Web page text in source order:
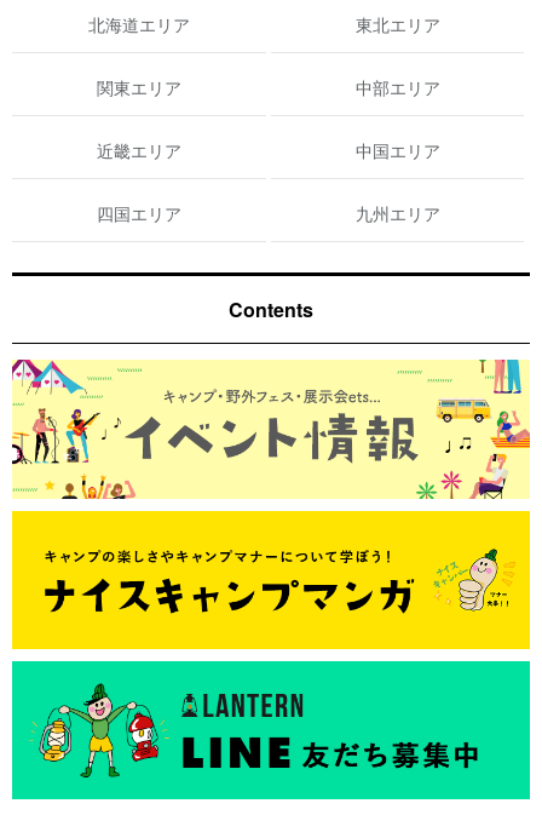
北海道エリア 東北エリア
関東エリア 中部エリア
近畿エリア 中国エリア
四国エリア 九州エリア
Contents